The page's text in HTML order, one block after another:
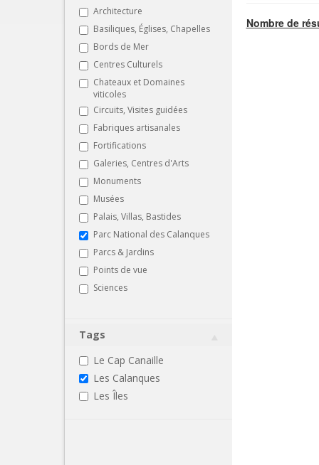
Architecture
Basiliques, Églises, Chapelles
Bords de Mer
Centres Culturels
Chateaux et Domaines
viticoles
Circuits, Visites guidées
Fabriques artisanales
Fortifications
Galeries, Centres d'Arts
Monuments
Musées
Palais, Villas, Bastides
Parc National des Calanques
Parcs & Jardins
Points de vue
Sciences
Tags
Le Cap Canaille
Les Calanques
Les Îles
Nombre de